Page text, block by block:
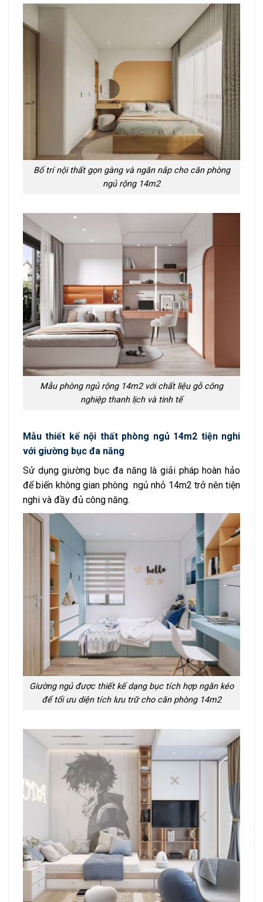
Bố trí nội thất gọn gàng và ngăn nắp cho căn phòng
ngủ rộng 14m2
Mẫu phòng ngủ rộng 14m2 với chất liệu gỗ công
nghiệp thanh lịch và tinh tế
Mẫu thiết kế nội thất phòng ngủ 14m2 tiện nghi
với giường bục đa năng
Sử dụng giường bục đa năng là giải pháp hoàn hảo
để biến không gian phòng ngủ nhỏ 14m2 trở nên tiện
nghi và đầy đủ công năng.
Giường ngủ được thiết kế dạng bục tích hợp ngăn kéo
để tối ưu diện tích lưu trữ cho căn phòng 14m2